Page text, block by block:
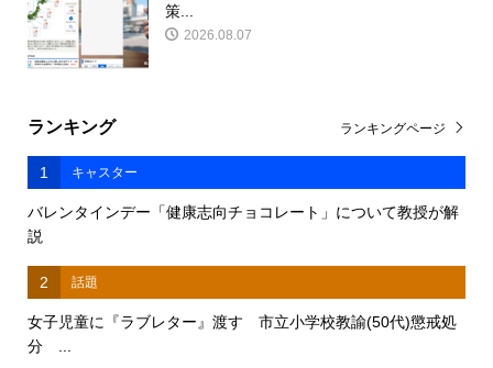
策...
2026.08.07
ランキング
1 キャスター
バレンタインデー「健康志向チョコレート」について教授が解
説
2 話題
女子児童に『ラブレター』渡す 市立小学校教諭(50代)懲戒処
分 ...
ランキングページ